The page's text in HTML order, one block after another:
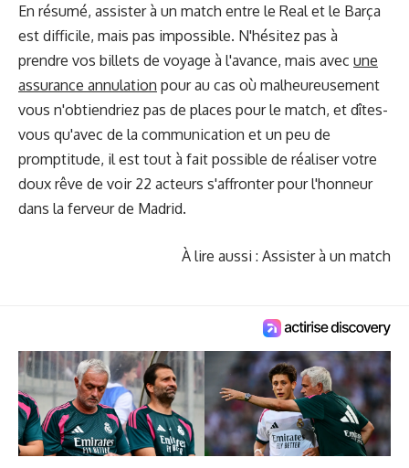
En résumé, assister à un match entre le Real et le Barça
est difficile, mais pas impossible. N'hésitez pas à
prendre vos billets de voyage à l'avance, mais avec une
assurance annulation pour au cas où malheureusement
vous n'obtiendriez pas de places pour le match, et dîtes-
vous qu'avec de la communication et un peu de
promptitude, il est tout à fait possible de réaliser votre
doux rêve de voir 22 acteurs s'affronter pour l'honneur
dans la ferveur de Madrid.
À lire aussi : Assister à un match